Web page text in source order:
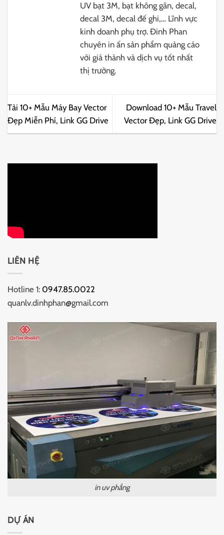
UV bạt 3M, bạt không gân, decal,
decal 3M, decal đế ghi,… Lĩnh vực
kinh doanh phụ trợ. Đinh Phan
chuyên in ấn sản phẩm quảng cáo
với giá thành và dịch vụ tốt nhất
thị trường.
Tải 10+ Mẫu Máy Bay Vector
Đẹp Miễn Phí, Link GG Drive
Download 10+ Mẫu Travel
Vector Đẹp, Link GG Drive
LIÊN HỆ
Hotline 1: 0947.85.0022
quanlv.dinhphan@gmail.com
in uv phẳng
DỰ ÁN